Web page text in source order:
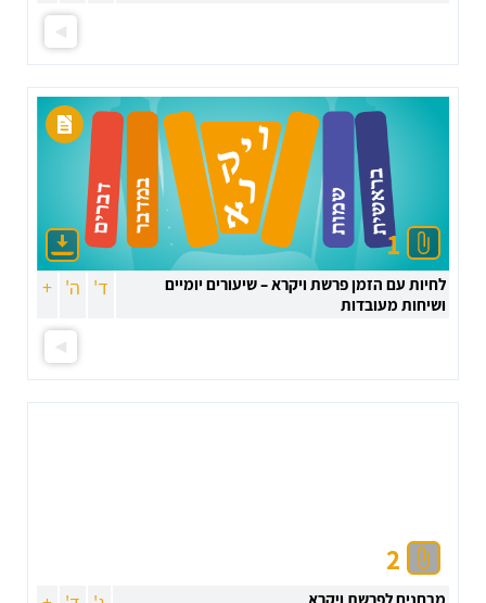
1
לחיות עם הזמן פרשת ויקרא – שיעורים יומיים
ושיחות מעובדות
ד' ה' +
2